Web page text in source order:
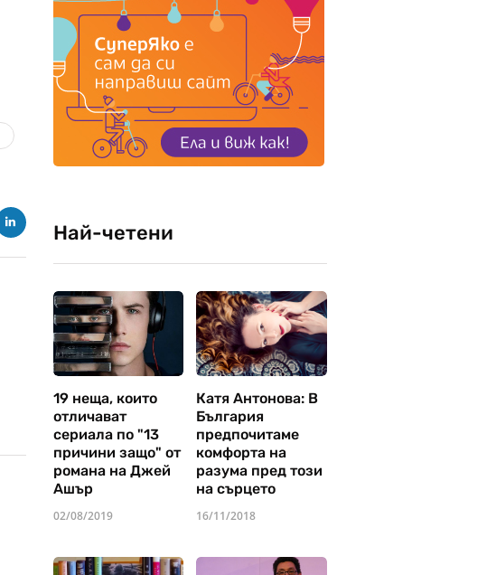
Най-четени
19 неща, които
отличават
сериала по "13
причини защо" от
романа на Джей
Ашър
02/08/2019
Катя Антонова: В
България
предпочитаме
комфорта на
разума пред този
на сърцето
16/11/2018